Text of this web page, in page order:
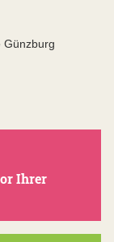
Günzburg
Ihrer